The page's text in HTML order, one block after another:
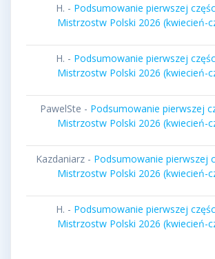
H. - Podsumowanie pierwszej
Mistrzostw Polski 2026 (kwiecień-
H. - Podsumowanie pierwszej
Mistrzostw Polski 2026 (kwiecień-
PawelSte - Podsumowanie pierwszej
Mistrzostw Polski 2026 (kwiecień-
Kazdaniarz - Podsumowanie pierwszej
Mistrzostw Polski 2026 (kwiecień-
H. - Podsumowanie pierwszej
Mistrzostw Polski 2026 (kwiecień-